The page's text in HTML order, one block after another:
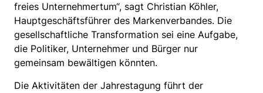
freies Unternehmertum“, sagt Christian Köhler,
Hauptgeschäftsführer des Markenverbandes. Die
gesellschaftliche Transformation sei eine Aufgabe,
die Politiker, Unternehmer und Bürger nur
gemeinsam bewältigen könnten.
Die Aktivitäten der Jahrestagung führt der